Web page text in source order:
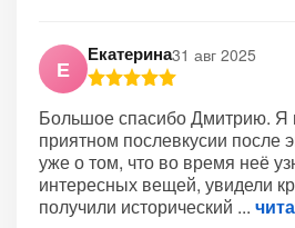
Е
Екатерина31 авг 2025
Большое спасибо Дмитрию. Я
приятном послевкусии после
уже о том, что во время неё
интересных вещей, увидели
получили исторический